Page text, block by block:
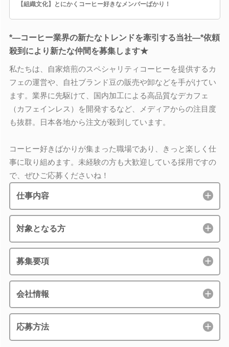
【組織文化】とにかくコーヒー好きなメンバーばかり！
*―コーヒー業界の新たなトレンドを牽引する当社―*依頼
殺到により新たな仲間を募集します★
私たちは、自家焙煎のスペシャリティコーヒーを提供するカ
フェの運営や、自社ブランド豆の販売や卸などを手がけてい
ます。業界に先駆けて、国内加工による高品質なデカフェ
（カフェインレス）を開発するなど、メディアからの注目度
も抜群。日本各地から注文が殺到しています。
コーヒー好きばかりが集まった職場であり、きっと楽しく仕
事に取り組めます。未経験の方も大歓迎している採用ですの
で、ぜひご応募くださいね！
仕事内容
対象となる方
募集要項
会社情報
応募方法